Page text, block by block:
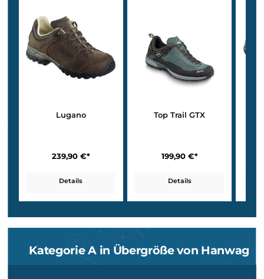
Meindl Kategorie A
Lugano
239,90 €*
Top Trail GTX
199,90 €*